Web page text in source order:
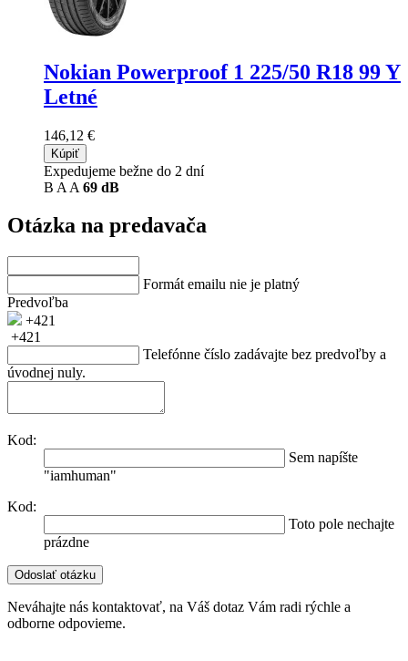
Nokian Powerproof 1 225/50 R18 99 Y
Letné
146,12 €
Kúpiť
Expedujeme bežne do 2 dní
B A A 69 dB
Otázka na predavača
Formát emailu nie je platný
Predvoľba
+421
+421
Telefónne číslo zadávajte bez predvoľby a
úvodnej nuly.
Kod:
Sem napíšte
"iamhuman"
Kod:
Toto pole nechajte
prázdne
Neváhajte nás kontaktovať, na Váš dotaz Vám radi rýchle a
odborne odpovieme.